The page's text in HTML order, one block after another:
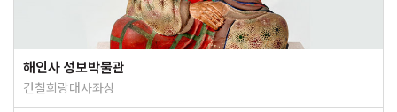
해인사 성보박물관
건칠희랑대사좌상